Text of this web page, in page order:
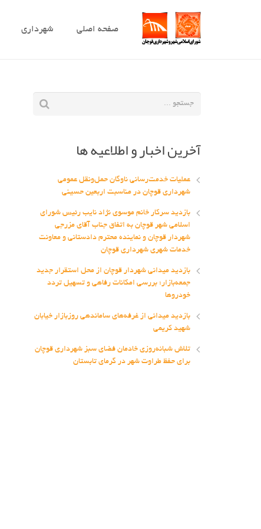
صفحه اصلی شهرداری
آخرین اخبار و اطلاعیه ها
عملیات خدمت‌رسانی ناوگان حمل‌ونقل عمومی
شهرداری قوچان در مناسبت اربعین حسینی
بازدید سرکار خانم موسوی نژاد نایب رئیس شورای
اسلامی شهر قوچان به اتفاق جناب آقای مزرجی
شهردار قوچان و نماینده محترم دادستانی و معاونت
خدمات شهری شهرداری قوچان
بازدید میدانی شهردار قوچان از محل استقرار جدید
جمعه‌بازار؛ بررسی امکانات رفاهی و تسهیل تردد
خودروها
بازدید میدانی از غرفه‌های ساماندهی روزبازار خیابان
شهید کریمی
تلاش شبانه‌روزی خادمان فضای سبز شهرداری قوچان
برای حفظ طراوت شهر در گرمای تابستان